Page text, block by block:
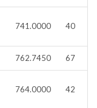
741.0000 40
762.7450 67
764.0000 42